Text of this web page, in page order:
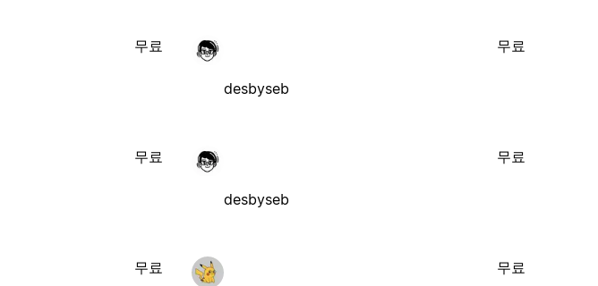
무료
desbyseb
무료
무료
desbyseb
무료
무료 무료